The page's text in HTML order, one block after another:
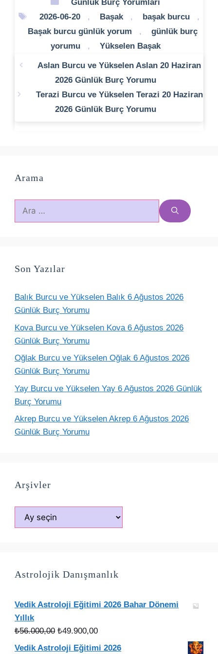
Günlük Burç Yorumları
Etiketler
2026-06-20 , Başak , başak burcu
,
Başak burcu günlük yorum
,
günlük burç
yorumu
, Yükselen Başak
Aslan Burcu ve Yükselen Aslan 20 Haziran
2026 Günlük Burç Yorumu
Terazi Burcu ve Yükselen Terazi 20 Haziran
2026 Günlük Burç Yorumu
Arama
için
Son Yazılar
Balık Burcu ve Yükselen Balık 6 Ağustos 2026
Günlük Burç Yorumu
Kova Burcu ve Yükselen Kova 6 Ağustos 2026
Günlük Burç Yorumu
Oğlak Burcu ve Yükselen Oğlak 6 Ağustos 2026
Günlük Burç Yorumu
Yay Burcu ve Yükselen Yay 6 Ağustos 2026 Günlük
Burç Yorumu
Akrep Burcu ve Yükselen Akrep 6 Ağustos 2026
Günlük Burç Yorumu
Arşivler
Arşivler
Astrolojik Danışmanlık
Vedik Astroloji Eğitimi 2026 Bahar Dönemi
Yıllık
₺56.000,00 Orijinal
fiyat:
₺49.900,00Şu
andaki
Vedik Astroloji Eğitimi 2026